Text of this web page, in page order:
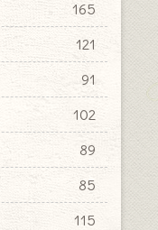
165
121
91
102
89
85
115